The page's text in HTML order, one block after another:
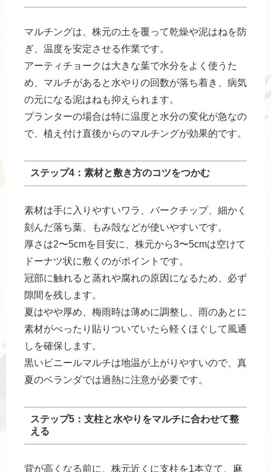
マルチングは、株元の土を覆って乾燥や泥はねを防
ぎ、温度を安定させる作業です。
アーティチョークは大きな葉で水分をよく使うた
め、マルチがあると水やりの回数が落ち着き、病気
の元になる泥はねも抑えられます。
プランターの場合は特に温度と水分の変化が急なの
で、植え付け直後からのマルチングが効果的です。
ステップ4：素材と敷き方のコツをつかむ
素材は手に入りやすいワラ、バークチップ、細かく
刻んだ落ち葉、もみ殻などが使いやすいです。
厚さは2〜5cmを目安に、株元から3〜5cmは空けて
ドーナツ状に敷くのがポイントです。
冠部に触れると蒸れや腐れの原因になるため、必ず
隙間を残します。
夏はやや厚め、梅雨時は薄めに調整し、雨のあとに
素材がべったり貼りついていたら軽くほぐして風通
しを確保します。
黒いビニールマルチは地温が上がりやすいので、真
夏のベランダでは過熱に注意が必要です。
ステップ5：支柱と水やりをマルチに合わせて整
える
背が高くなる前に、株元近くに支柱を1本立て、麻